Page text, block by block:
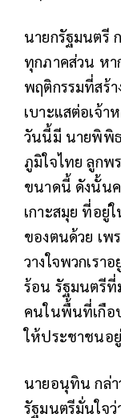
นายกรัฐมนตรี
ทุกภาคส่วน ห
พฤติกรรมที่สร้
เบาะแสต่อเจ้า
วันนี้มี นายพิพิ
ภูมิใจไทย ลูกพ
ขนาดนี้ ดังนั้นค
เกาะสมุย ที่อยู่
ของตนด้วย เ
วางใจพวกเรา
ร้อน รัฐมนตรีที่
คนในพื้นที่เกือ
ให้ประชาชนอ
นายอนุทิน กล่า
รัฐมนตรีมั่นใจ